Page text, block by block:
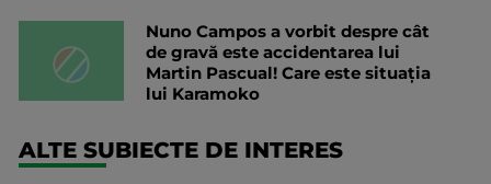
Nuno Campos a vorbit despre cât
de gravă este accidentarea lui
Martin Pascual! Care este situația
lui Karamoko
ALTE SUBIECTE DE INTERES